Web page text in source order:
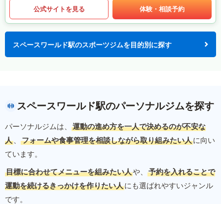
公式サイトを見る 体験・相談予約
スペースワールド駅のスポーツジムを目的別に探す
スペースワールド駅のパーソナルジムを探す
パーソナルジムは、
運動の進め方を一人で決めるのが不安な
人 、 フォームや食事管理を相談しながら取り組みたい人に向い
ています。
目標に合わせてメニューを組みたい人や、
予約を入れることで
運動を続けるきっかけを作りたい人にも選ばれやすいジャンル
です。